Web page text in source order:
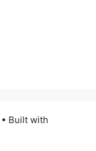
• Built with